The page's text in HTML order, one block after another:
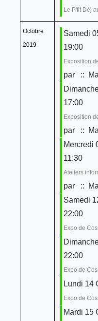
Le P'tit Déj
Octobre
2019
Samedi
19:00
Exposition
par
::
17:00
Exposition
par
::
Mercredi
11:30
Ateliers
par
::
Samedi
22:00
Expo de
22:00
Expo de
Lundi 14
Expo de
Mardi 15